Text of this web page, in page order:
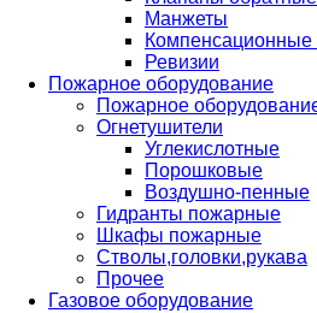
Манжеты
Компенсационные
Ревизии
Пожарное оборудование
Пожарное
Огнетушители
Углекислотные
Порошковые
Воздушно-пенные
Гидранты пожарные
Шкафы пожарные
Стволы,головки,рукава
Прочее
Газовое оборудование